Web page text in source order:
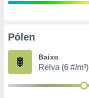
Pólen
Baixo
Relva (6 #/m³)